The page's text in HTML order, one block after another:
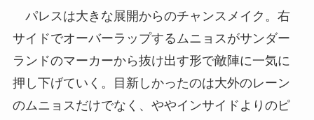
パレスは大きな展開からのチャンスメイク。右
サイドでオーバーラップするムニョスがサンダー
ランドのマーカーから抜け出す形で敵陣に一気に
押し下げていく。目新しかったのは大外のレーン
のムニョスだけでなく、ややインサイドよりのピ